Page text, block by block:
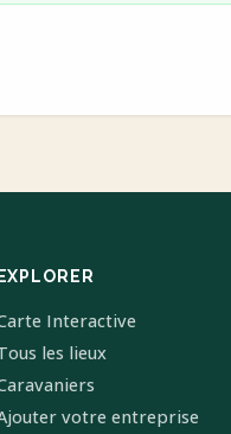
EXPLORER
Interactive
les lieux
votre entreprise